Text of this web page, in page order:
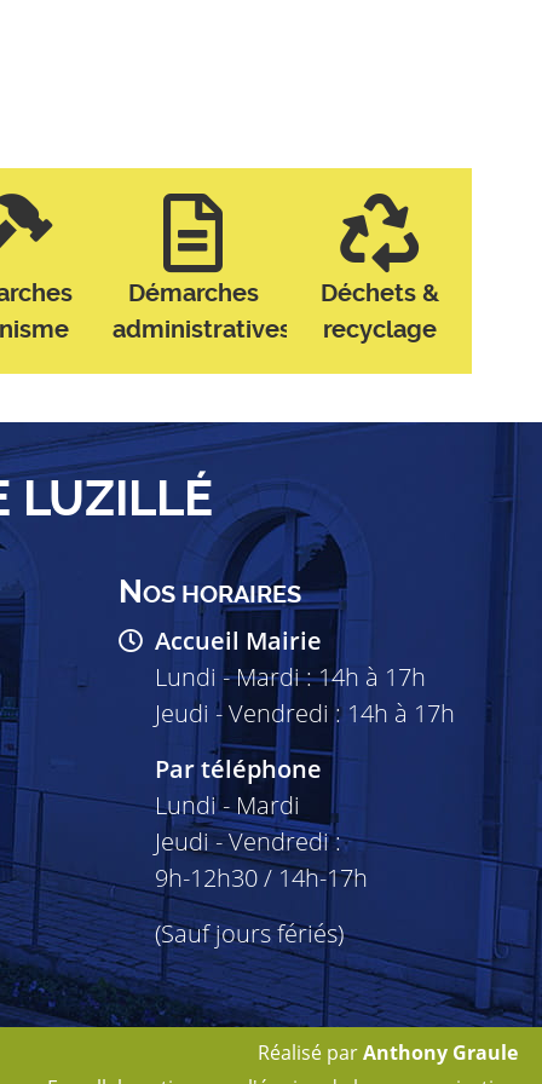
Démarches
administratives
Déchets &
recyclage
LUZILLÉ
NOS HORAIRES
Accueil Mairie
Lundi - Mardi : 14h à 17h
Jeudi - Vendredi : 14h à 17h
Par téléphone
Lundi - Mardi
Jeudi - Vendredi :
9h-12h30 / 14h-17h
(Sauf jours fériés)
Réalisé parAnthony Graule